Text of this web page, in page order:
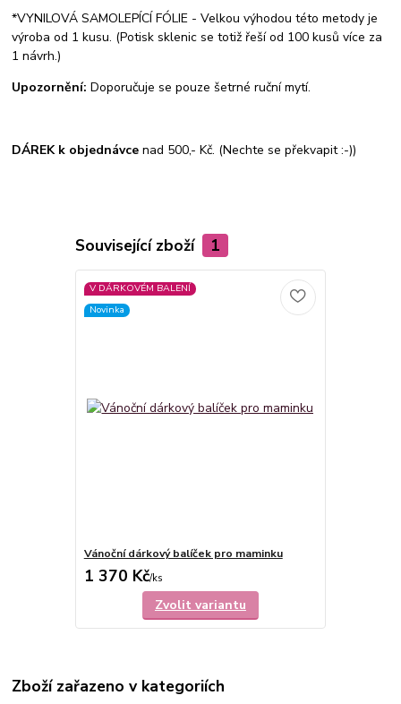
*VYNILOVÁ SAMOLEPÍCÍ FÓLIE - Velkou výhodou této metody je
výroba od 1 kusu. (Potisk sklenic se totiž řeší od 100 kusů více za
1 návrh.)
Upozornění:Doporučuje se pouze šetrné ruční mytí.
DÁREK k objednávcenad 500,- Kč. (Nechte se překvapit :-))
Související zboží 1
V DÁRKOVÉM BALENÍ
Novinka
Vánoční dárkový balíček pro maminku
1 370 Kč/ks
Zvolit variantu
Zboží zařazeno v kategoriích